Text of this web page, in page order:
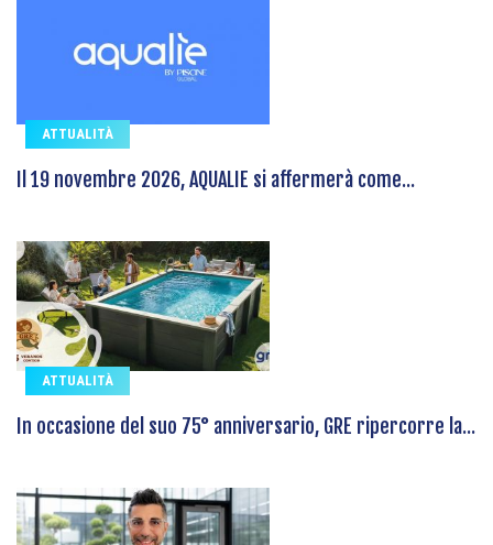
ATTUALITÀ
Il 19 novembre 2026, AQUALIE si affermerà come...
ATTUALITÀ
In occasione del suo 75° anniversario, GRE ripercorre la...